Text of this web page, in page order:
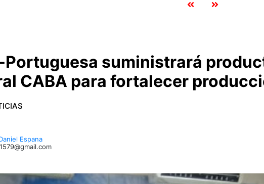
Portuguesa suministrará
CABA para fortalecer
Espana